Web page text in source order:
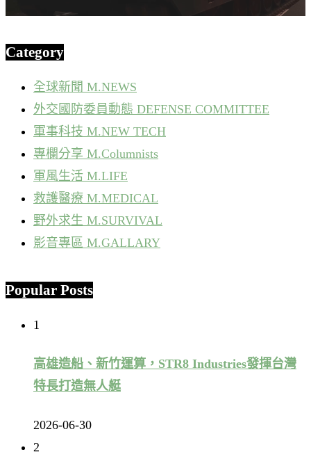
Category
全球新聞 M.NEWS
外交國防委員動態 DEFENSE COMMITTEE
軍事科技 M.NEW TECH
專欄分享 M.Columnists
軍風生活 M.LIFE
救護醫療 M.MEDICAL
野外求生 M.SURVIVAL
影音專區 M.GALLARY
Popular Posts
1
高雄造船、新竹運算，STR8 Industries發揮台灣
特長打造無人艇
2026-06-30
2